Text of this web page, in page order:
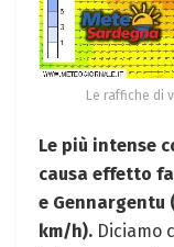
Le raffiche di
Le più intense
causa effetto
e Gennargentu
km/h). Diciamo